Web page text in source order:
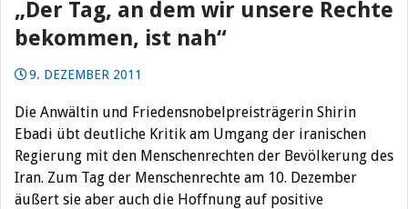
„Der Tag, an dem wir unsere Rechte
bekommen, ist nah“
9. DEZEMBER 2011
Die Anwältin und Friedensnobelpreisträgerin Shirin
Ebadi übt deutliche Kritik am Umgang der iranischen
Regierung mit den Menschenrechten der Bevölkerung des
Iran. Zum Tag der Menschenrechte am 10. Dezember
äußert sie aber auch die Hoffnung auf positive